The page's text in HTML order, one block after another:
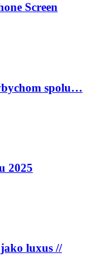
Screen
spolu…
2025
luxus //